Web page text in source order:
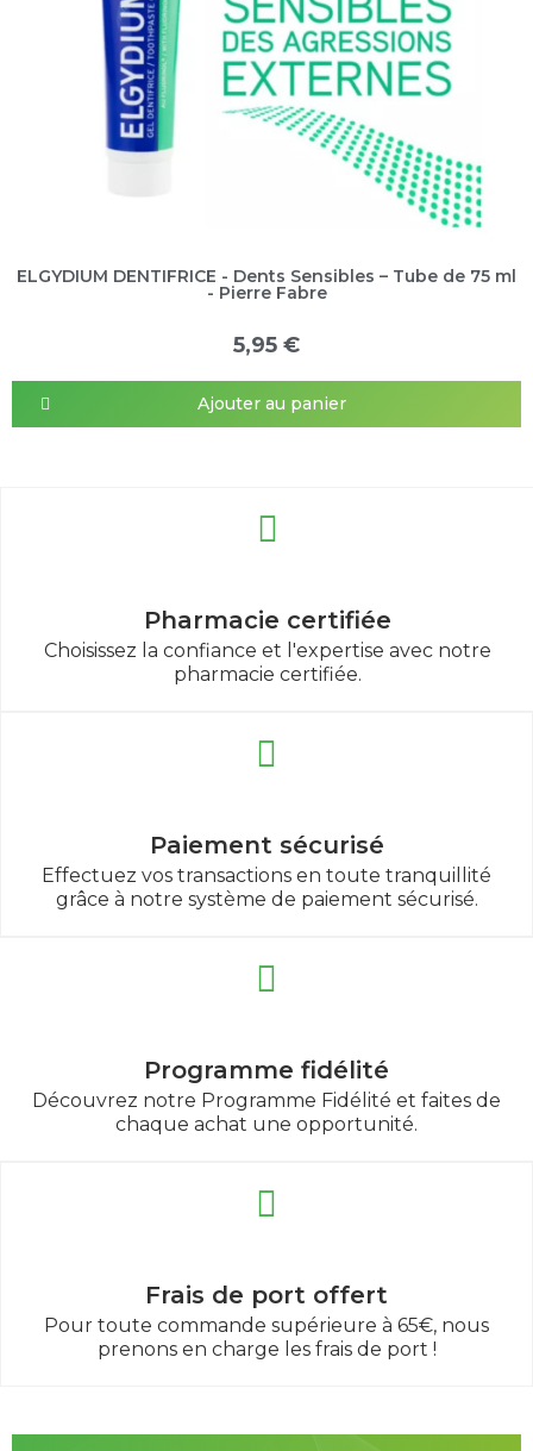
ELGYDIUM DENTIFRICE - Dents Sensibles – Tube de 75 ml
- Pierre Fabre
5,95 €
Ajouter au panier
Pharmacie certifiée
Choisissez la confiance et l'expertise avec notre
pharmacie certifiée.
Paiement sécurisé
Effectuez vos transactions en toute tranquillité
grâce à notre système de paiement sécurisé.
Programme fidélité
Découvrez notre Programme Fidélité et faites de
chaque achat une opportunité.
Frais de port offert
Pour toute commande supérieure à 65€, nous
prenons en charge les frais de port !